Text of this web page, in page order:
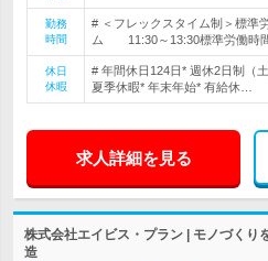
勤務
時間
# ＜フレックスタイム制＞標準
ム 11:30～13:30標準労働時
休日
休暇
# 年間休日124日* 週休2日制（
夏季休暇* 年末年始* 有給休…
求人詳細を見る
株式会社エイビス・プラン | モノづくり
造